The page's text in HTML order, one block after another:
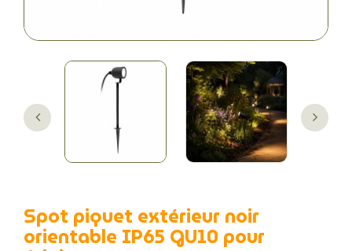
Spot piquet extérieur noir
orientable IP65 GU10 pour